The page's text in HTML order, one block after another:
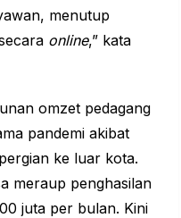
menutup
online,” kata
omzet pedagang
pandemi akibat
ke luar kota.
meraup penghasilan
juta per bulan. Kini